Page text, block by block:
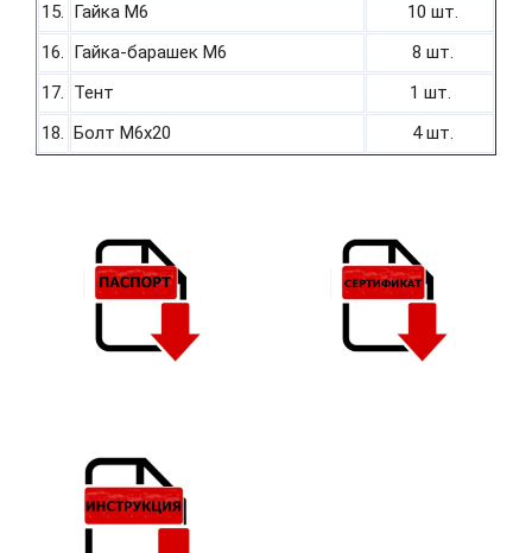
15. Гайка М6
10 шт.
16. Гайка-барашек М6
8 шт.
17. Тент
1 шт.
18. Болт М6х20 4 шт.